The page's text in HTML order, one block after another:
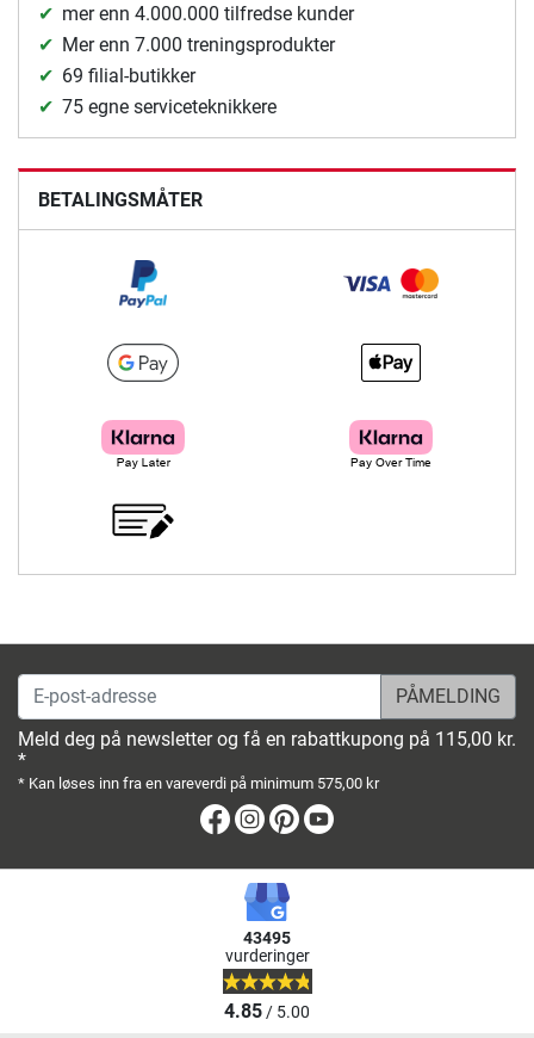
mer enn 4.000.000 tilfredse kunder
Mer enn 7.000 treningsprodukter
69 filial-butikker
75 egne serviceteknikkere
BETALINGSMÅTER
E-post-adresse
Meld deg på newsletter og få en rabattkupong på 115,00 kr.
*
* Kan løses inn fra en vareverdi på minimum 575,00 kr
Facebook
Instagram
Pinterest
43495
vurderinger
4.85/ 5.00